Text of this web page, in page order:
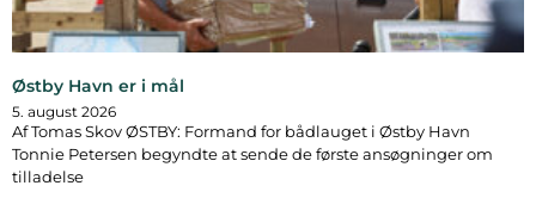
Østby Havn er i mål
5. august 2026
Af Tomas Skov ØSTBY: Formand for bådlauget i Østby Havn
Tonnie Petersen begyndte at sende de første ansøgninger om
tilladelse